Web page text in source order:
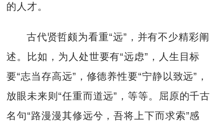
的人才。
古代贤哲颇为看重“远”，并有不少精彩阐
述。比如，为人处世要有“远虑”，人生目标
要“志当存高远”，修德养性要“宁静以致远”，
放眼未来则“任重而道远”，等等。屈原的千古
名句“路漫漫其修远兮，吾将上下而求索”感